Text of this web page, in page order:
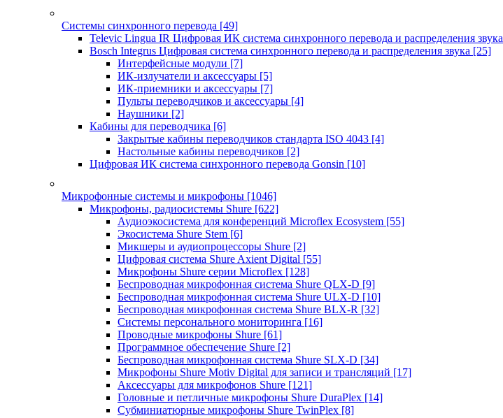
Системы синхронного перевода [49]
Televic Lingua IR Цифровая ИК система синхронного перевода и распределения звука
Bosch Integrus Цифровая система синхронного перевода и распределения звука [25]
Интерфейсные модули [7]
ИК-излучатели и аксессуары [5]
ИК-приемники и аксессуары [7]
Пульты переводчиков и аксессуары [4]
Наушники [2]
Кабины для переводчика [6]
Закрытые кабины переводчиков стандарта ISO 4043 [4]
Настольные кабины переводчиков [2]
Цифровая ИК система синхронного перевода Gonsin [10]
Микрофонные системы и микрофоны [1046]
Микрофоны, радиосистемы Shure [622]
Аудиоэкосистема для конференций Microflex Ecosystem [55]
Экосистема Shure Stem [6]
Микшеры и аудиопроцессоры Shure [2]
Цифровая система Shure Axient Digital [55]
Микрофоны Shure серии Microflex [128]
Беспроводная микрофонная система Shure QLX-D [9]
Беспроводная микрофонная система Shure ULX-D [10]
Беспроводная микрофонная система Shure BLX-R [32]
Системы персонального мониторинга [16]
Проводные микрофоны Shure [61]
Программное обеспечение Shure [2]
Беспроводная микрофонная система Shure SLX-D [34]
Микрофоны Shure Motiv Digital для записи и трансляций [17]
Аксессуары для микрофонов Shure [121]
Головные и петличные микрофоны Shure DuraPlex [14]
Субминиатюрные микрофоны Shure TwinPlex [8]